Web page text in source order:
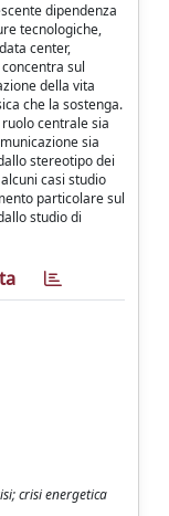
dipendenza
tecnologiche,
center,
sul
della vita
che la sostenga.
centrale sia
sia
stereotipo dei
casi studio
particolare sul
studio di
crisi energetica